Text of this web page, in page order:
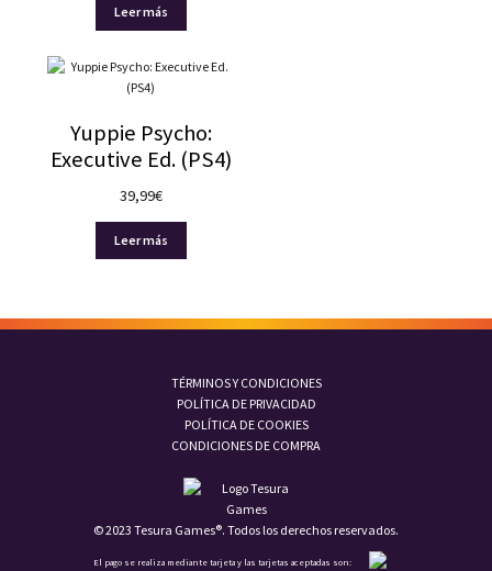
Leer más
Yuppie Psycho:
Executive Ed. (PS4)
39,99€
Leer más
TÉRMINOS Y CONDICIONES
POLÍTICA DE PRIVACIDAD
POLÍTICA DE COOKIES
CONDICIONES DE COMPRA
© 2023 Tesura Games®. Todos los derechos reservados.
El pago se realiza mediante tarjeta y las tarjetas aceptadas son: